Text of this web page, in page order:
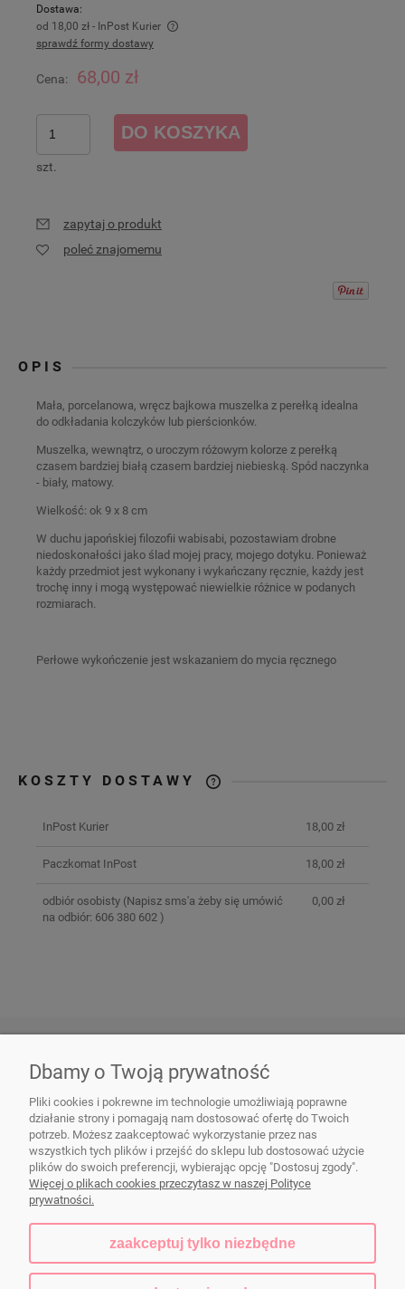
Dostawa:
od 18,00 zł - InPost Kurier
Cena nie zawiera ewentualnych kosztów płatności
sprawdź formy dostawy
Cena: 68,00 zł
szt.
DO KOSZYKA
zapytaj o produkt
poleć znajomemu
OPIS
Mała, porcelanowa, wręcz bajkowa muszelka z perełką idealna
do odkładania kolczyków lub pierścionków.
Muszelka, wewnątrz, o uroczym różowym kolorze z perełką
czasem bardziej białą czasem bardziej niebieską. Spód naczynka
- biały, matowy.
Wielkość: ok 9 x 8 cm
W duchu japońskiej filozofii wabisabi, pozostawiam drobne
niedoskonałości jako ślad mojej pracy, mojego dotyku. Ponieważ
każdy przedmiot jest wykonany i wykańczany ręcznie, każdy jest
trochę inny i mogą występować niewielkie różnice w podanych
rozmiarach.
Perłowe wykończenie jest wskazaniem do mycia ręcznego
KOSZTY DOSTAWY
InPost Kurier 18,00 zł
Paczkomat InPost 18,00 zł
odbiór osobisty(Napisz sms'a żeby się umówić
na odbiór: 606 380 602 )
0,00 zł
Naczynia ceramiczne FIKAceramika|dorota@fikaceramika.pl| Wał
Zawadowski 103a, 02-986 Warszawa | NIP: 5213378624 | REGON:
140422238
Dbamy o Twoją prywatność
Pliki cookies i pokrewne im technologie umożliwiają poprawne
działanie strony i pomagają nam dostosować ofertę do Twoich
potrzeb. Możesz zaakceptować wykorzystanie przez nas
wszystkich tych plików i przejść do sklepu lub dostosować użycie
plików do swoich preferencji, wybierając opcję "Dostosuj zgody".
Więcej o plikach cookies przeczytasz w naszej Polityce
prywatności.
zaakceptuj tylko niezbędne